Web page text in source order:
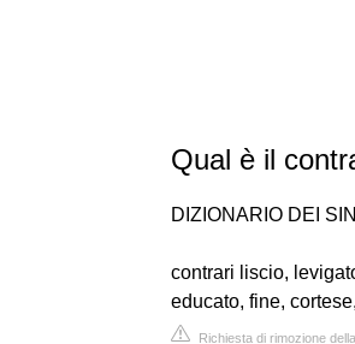
Qual è il
DIZIONARIO DEI
contrari liscio,
educato, fine,
Richiesta di rimozione